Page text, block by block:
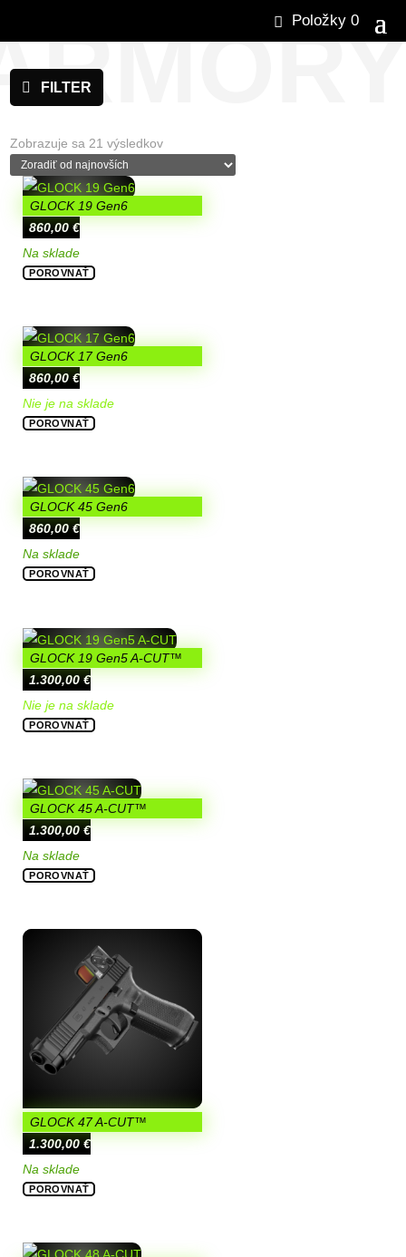
Položky 0
FILTER
Zobrazuje sa 21 výsledkovZoradené
GLOCK 19 Gen6
860,00€
Na sklade
POROVNAŤ
GLOCK 17 Gen6
860,00€
Nie je na sklade
POROVNAŤ
GLOCK 45 Gen6
860,00€
Na sklade
POROVNAŤ
GLOCK 19 Gen5 A-CUT™
1.300,00€
Nie je na sklade
POROVNAŤ
GLOCK 45 A-CUT™
1.300,00€
Na sklade
POROVNAŤ
GLOCK 47 A-CUT™
1.300,00€
Na sklade
POROVNAŤ